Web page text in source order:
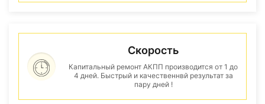
Скорость
Капитальный ремонт АКПП производится от 1 до
4 дней. Быстрый и качественнвй результат за
пару дней !